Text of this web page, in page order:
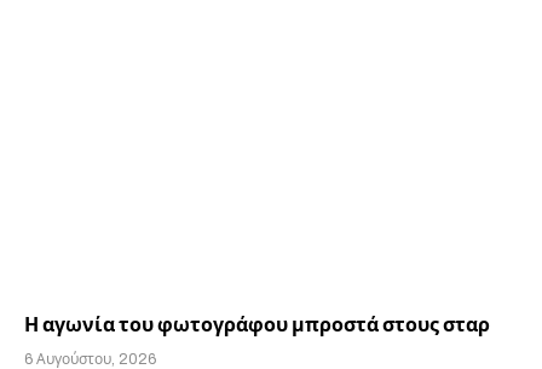
Η αγωνία του φωτογράφου μπροστά στους σταρ
6 Αυγούστου, 2026